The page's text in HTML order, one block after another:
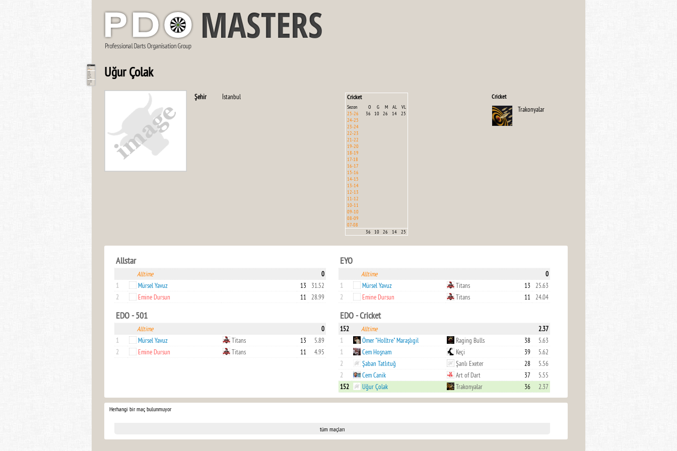
Uğur Çolak
Cricket
Trakonyalar
Cricket
Sezon O G M AL
VL
25-26
36 10 26 14
25
24-25
23-24
22-23
21-22
19-20
18-19
17-18
16-17
15-16
14-15
13-14
12-13
11-12
10-11
09-10
08-09
07-08
36
10 26 14 25
Şehir İstanbul
Allstar
Alltime
0
1
Mürsel Yavuz 13
31.52
2
Emine Dursun 11 28.99
EYO
Alltime
0
1
Mürsel Yavuz Titans 13
25.63
2
Emine Dursun Titans 11 24.04
EDO - 501
Alltime
0
1
Mürsel Yavuz Titans 13
5.89
2
Emine Dursun Titans 11 4.95
EDO - Cricket
152 Alltime
2.37
1
Ömer "Holltre" Maraşlıgil Raging Bulls 38
5.63
1
Cem Hoşnam Keçi 39
5.62
2
Şaban Tatlıtuğ Şanlı Exeter 28
5.56
2
Cem Canik Art of Dart 37
5.55
152
Uğur Çolak Trakonyalar 36 2.37
Herhangi bir maç bulunmuyor
tüm maçları